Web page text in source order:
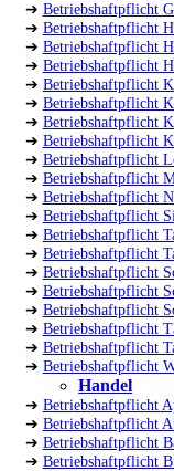
➔ Betriebshaftpflicht
➔ Betriebshaftpflicht
➔ Betriebshaftpflicht
➔ Betriebshaftpflicht
➔ Betriebshaftpflicht
➔ Betriebshaftpflicht
➔ Betriebshaftpflicht
➔ Betriebshaftpflicht
➔ Betriebshaftpflicht
➔ Betriebshaftpflicht
➔ Betriebshaftpflicht
➔ Betriebshaftpflicht
➔ Betriebshaftpflicht
➔ Betriebshaftpflicht
➔ Betriebshaftpflicht
➔ Betriebshaftpflicht
➔ Betriebshaftpflicht
➔ Betriebshaftpflicht
➔ Betriebshaftpflicht
➔ Betriebshaftpflicht
Handel
➔ Betriebshaftpflicht
➔ Betriebshaftpflicht
➔ Betriebshaftpflicht
➔ Betriebshaftpflicht